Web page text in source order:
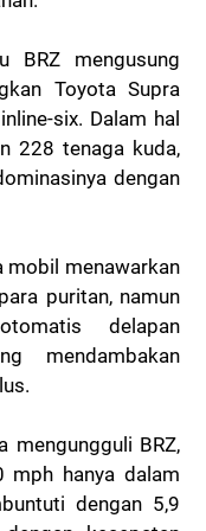
BRZ mengusung
Toyota Supra
six. Dalam hal
228 tenaga kuda,
dengan
mobil menawarkan
puritan, namun
delapan
mendambakan
mengungguli BRZ,
mph hanya dalam
dengan 5,9